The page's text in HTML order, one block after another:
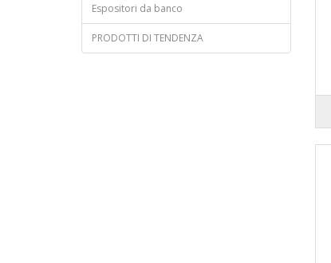
Espositori da banco
PRODOTTI DI TENDENZA